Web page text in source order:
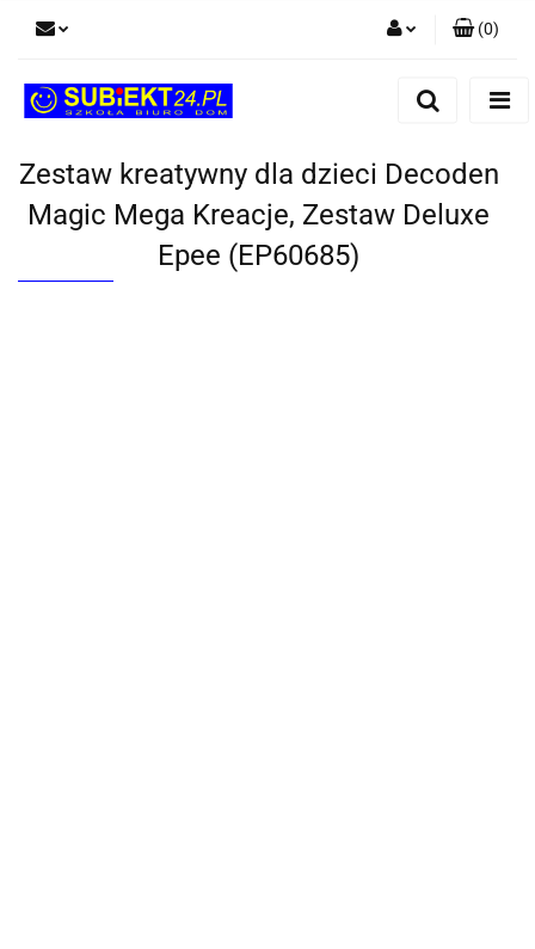
Dodaj zgłoszenie
(0)
Zestaw kreatywny dla dzieci Decoden
Magic Mega Kreacje, Zestaw Deluxe
Epee (EP60685)